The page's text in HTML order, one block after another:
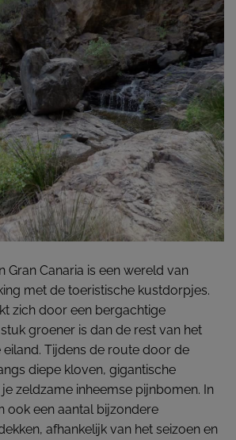
Gran Canaria is een wereld van
met de toeristische kustdorpjes.
zich door een bergachtige
groener is dan de rest van het
Tijdens de route door de
diepe kloven, gigantische
zeldzame inheemse pijnbomen. In
ook een aantal bijzondere
afhankelijk van het seizoen en